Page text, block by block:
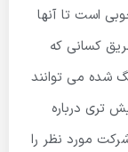
است تا آنها
کسانی که
شده می توانند
تری درباره
مورد نظر را